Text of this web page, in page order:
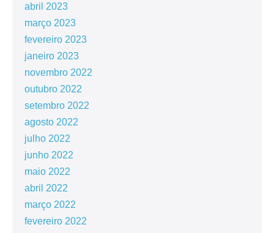
abril 2023
março 2023
fevereiro 2023
janeiro 2023
novembro 2022
outubro 2022
setembro 2022
agosto 2022
julho 2022
junho 2022
maio 2022
abril 2022
março 2022
fevereiro 2022